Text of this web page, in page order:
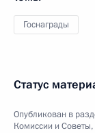
Госнаграды
Статус
Опубликован в
Комиссии и Советы,